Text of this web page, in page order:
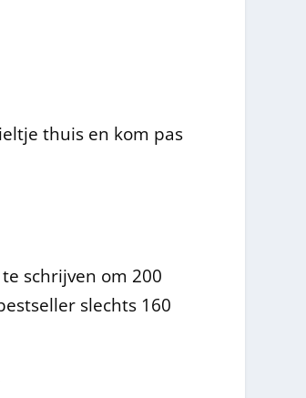
thuis en kom pas
schrijven om 200
slechts 160